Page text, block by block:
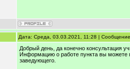
Дата: Среда, 03.03.2021, 11:28 |
Добрый день, да конечно консультация
Информацию о работе пункта вы можете
заведующего.